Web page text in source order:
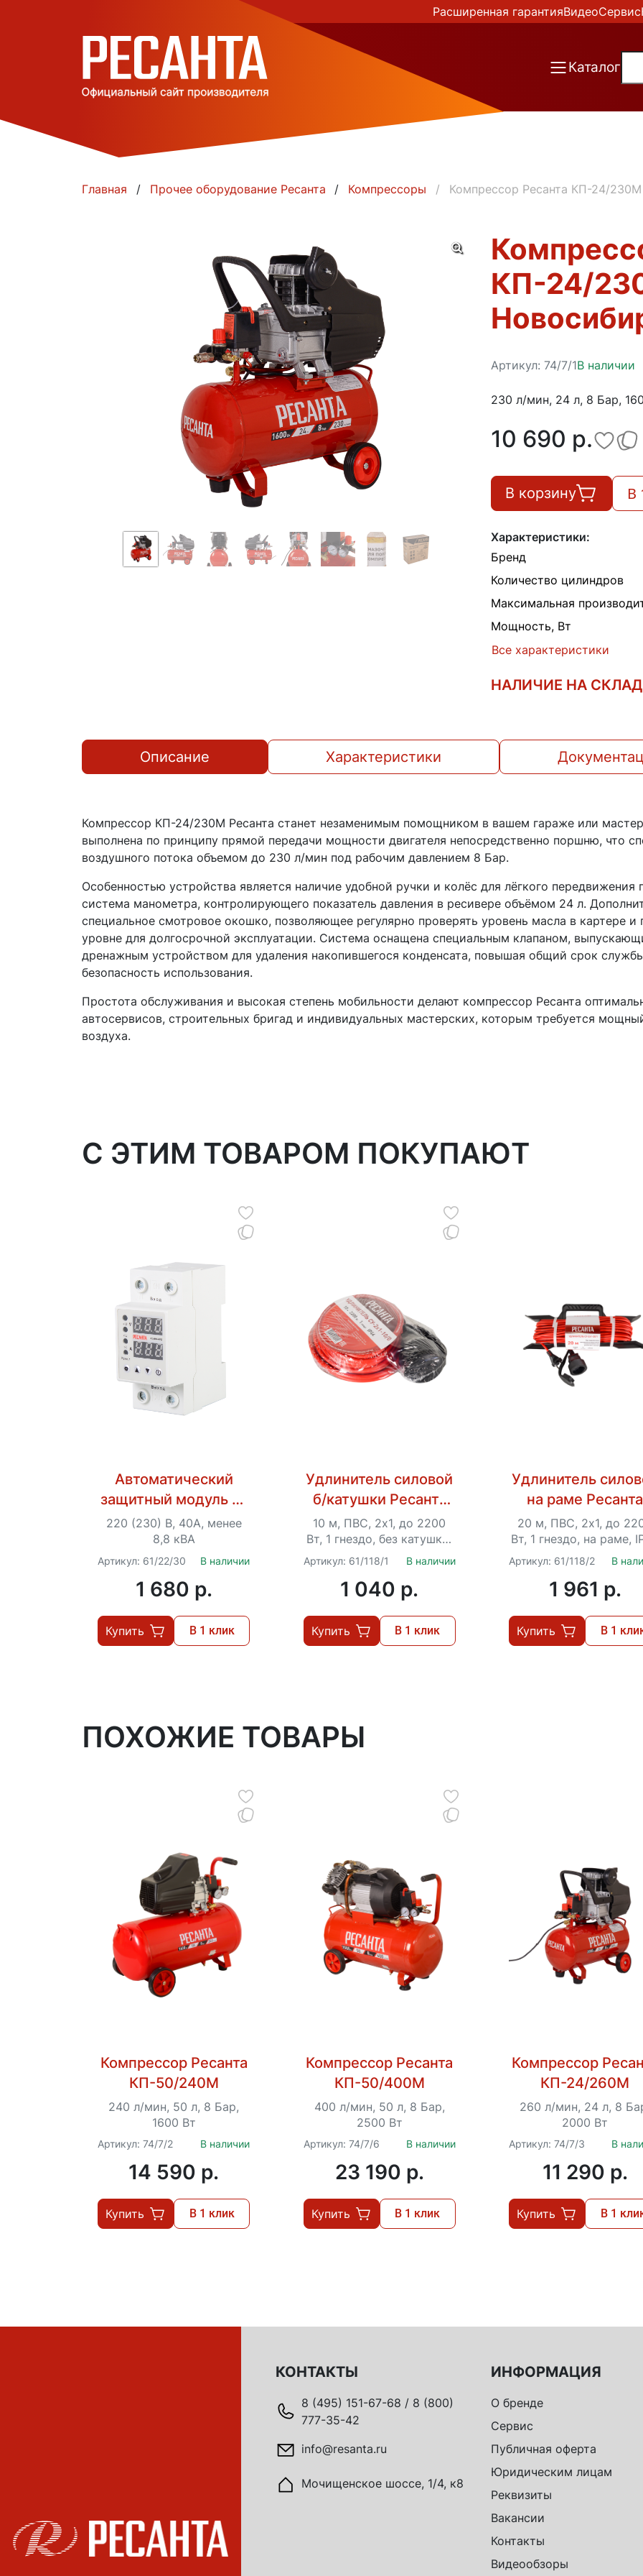
Расширенная гарантияВидеоСервис
Каталог
Главная Прочее оборудование Ресанта Компрессоры Компрессор Ресанта КП-24/
КП-24/
Артикул: 74/7/1В наличии
230 л/мин, 24 л, 8 Бар,
10 690 p.
В корзину В
Характеристики:
Бренд
Количество цилиндров
Максимальная
Мощность, Вт
Все характеристики
НАЛИЧИЕ НА
Описание Характеристики
Компрессор КП-24/230М Ресанта станет незаменимым помощником в вашем гараже или
выполнена по принципу прямой передачи мощности двигателя непосредственно поршню, что
воздушного потока объемом до 230 л/мин под рабочим давлением 8 Бар.
Особенностью устройства является наличие удобной ручки и колёс для лёгкого
система манометра, контролирующего показатель давления в ресивере объёмом 24 л.
специальное смотровое окошко, позволяющее регулярно проверять уровень масла в картере
уровне для долгосрочной эксплуатации. Система оснащена специальным клапаном,
дренажным устройством для удаления накопившегося конденсата, повышая общий срок
безопасность использования.
Простота обслуживания и высокая степень мобильности делают компрессор Ресанта
автосервисов, строительных бригад и индивидуальных мастерских, которым требуется
воздуха.
C ЭТИМ ТОВАРОМ ПОКУПАЮТ
Автоматический
защитный модуль от
повышенного/
пониженного
напряжения Ресанта
АЗМ-40АРД
220 (230) В, 40А, менее
8,8 кВА
Артикул: 61/22/30 В наличии
1 680 p.
Купить В 1 клик
Удлинитель силовой
б/катушки Ресанта
СУ-2х1-10/0 (IP44)
10 м, ПВС, 2х1, до 2200
Вт, 1 гнездо, без катушки,
IP44
Артикул: 61/118/1 В наличии
1 040 p.
Купить В 1 клик
Удлинитель
на раме Ресанта
СУ-2х1-20/1
20 м, ПВС, 2х1, до
Вт, 1 гнездо, на раме,
Артикул: 61/118/2 В
1 961 p.
Купить В 1
ПОХОЖИЕ ТОВАРЫ
Компрессор Ресанта
КП-50/240М
240 л/мин, 50 л, 8 Бар,
1600 Вт
Артикул: 74/7/2 В наличии
14 590 p.
Купить В 1 клик
Компрессор Ресанта
КП-50/400М
400 л/мин, 50 л, 8 Бар,
2500 Вт
Артикул: 74/7/6 В наличии
23 190 p.
Купить В 1 клик
Компрессор
КП-24/260М
260 л/мин, 24 л, 8
2000 Вт
Артикул: 74/7/3 В
11 290 p.
Купить В 1
КОНТАКТЫ
8 (495) 151-67-68 / 8 (800)
777-35-42
info@resanta.ru
Мочищенское шоссе, 1/4, к8
ИНФОРМАЦИЯ
О бренде
Сервис
Публичная оферта
Юридическим лицам
Реквизиты
Вакансии
Контакты
Видеообзоры